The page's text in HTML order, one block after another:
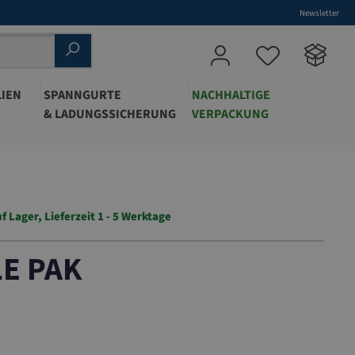
Newsletter
SPANNGURTE
& LADUNGSSICHERUNG
NACHHALTIGE
VERPACKUNG
Lager, Lieferzeit 1 - 5 Werktage
PAK